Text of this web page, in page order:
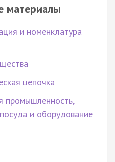
материалы
и номенклатура
цепочка
промышленность,
и оборудование